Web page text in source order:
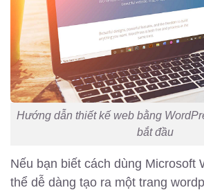
Hướng dẫn thiết kế web bằng
bắt đầu
Nếu bạn biết cách dùng Microsoft
thể dễ dàng tạo ra một trang